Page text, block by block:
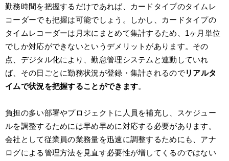
勤務時間を把握するだけであれば、カードタイプのタイムレ
コーダーでも把握は可能でしょう。しかし、カードタイプの
タイムレコーダーは月末にまとめて集計するため、1ヶ月単位
でしか対応ができないというデメリットがあります。その
点、デジタル化により、勤怠管理システムと連動していれ
ば、その日ごとに勤務状況が登録・集計されるのでリアルタ
イムで状況を把握することができます。
負担の多い部署やプロジェクトに人員を補充し、スケジュー
ルを調整するためには早め早めに対応する必要があります。
会社として従業員の業務量を迅速に調整するためにも、アナ
ログによる管理方法を見直す必要性が増してくるのではない